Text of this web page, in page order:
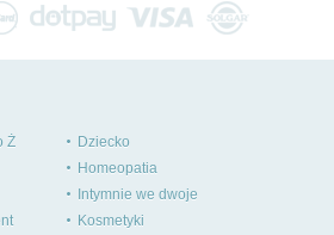
Ż
Dziecko
Homeopatia
Intymnie we dwoje
Kosmetyki